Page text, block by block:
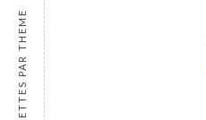
RECETTES PAR THEME